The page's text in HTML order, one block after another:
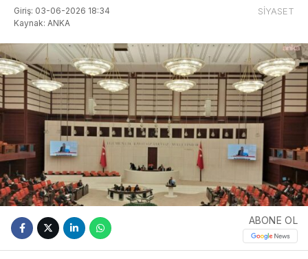
Giriş: 03-06-2026 18:34
Kaynak: ANKA
SİYASET
ABONE OL